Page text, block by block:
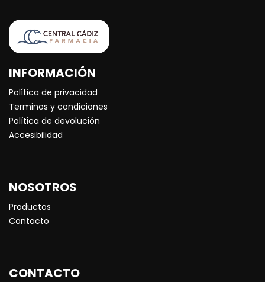
INFORMACIÓN
Política de privacidad
Terminos y condiciones
Política de devolución
Accesibilidad
NOSOTROS
Productos
Contacto
CONTACTO